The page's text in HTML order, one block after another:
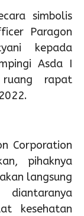
simbolis
Paragon
kepada
Asda I
rapat
Corporation
pihaknya
langsung
diantaranya
kesehatan